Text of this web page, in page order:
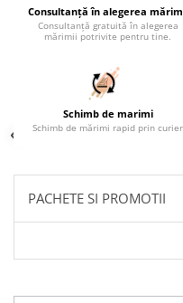
Consultanță în alegerea
Consultanță gratuită în alegerea
mărimii potrivite pentru tine.
Schimb de marimi
Schimb de mărimi rapid prin curier
PACHETE SI PROMOTII